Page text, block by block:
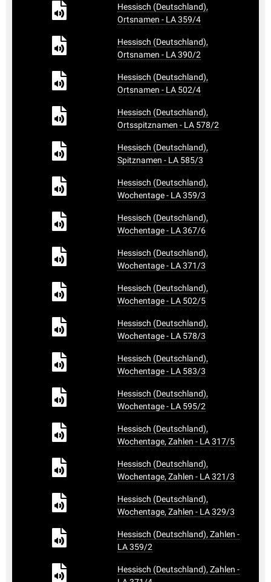
Hessisch (Deutschland),
Ortsnamen - LA 359/4
Hessisch (Deutschland),
Ortsnamen - LA 390/2
Hessisch (Deutschland),
Ortsnamen - LA 502/4
Hessisch (Deutschland),
Ortsspitznamen - LA 578/2
Hessisch (Deutschland),
Spitznamen - LA 585/3
Hessisch (Deutschland),
Wochentage - LA 359/3
Hessisch (Deutschland),
Wochentage - LA 367/6
Hessisch (Deutschland),
Wochentage - LA 371/3
Hessisch (Deutschland),
Wochentage - LA 502/5
Hessisch (Deutschland),
Wochentage - LA 578/3
Hessisch (Deutschland),
Wochentage - LA 583/3
Hessisch (Deutschland),
Wochentage - LA 595/2
Hessisch (Deutschland),
Wochentage, Zahlen - LA 317/5
Hessisch (Deutschland),
Wochentage, Zahlen - LA 321/3
Hessisch (Deutschland),
Wochentage, Zahlen - LA 329/3
Hessisch (Deutschland), Zahlen -
LA 359/2
Hessisch (Deutschland), Zahlen -